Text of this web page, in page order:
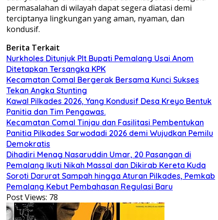
permasalahan di wilayah dapat segera diatasi demi
terciptanya lingkungan yang aman, nyaman, dan
kondusif.
Berita Terkait
Nurkholes Ditunjuk Plt Bupati Pemalang Usai Anom
Ditetapkan Tersangka KPK
Kecamatan Comal Bergerak Bersama Kunci Sukses
Tekan Angka Stunting
Kawal Pilkades 2026, Yang Kondusif Desa Kreyo Bentuk
Panitia dan Tim Pengawas.
Kecamatan Comal Tinjau dan Fasilitasi Pembentukan
Panitia Pilkades Sarwodadi 2026 demi Wujudkan Pemilu
Demokratis
Dihadiri Menag Nasaruddin Umar, 20 Pasangan di
Pemalang Ikuti Nikah Massal dan Dikirab Kereta Kuda
Soroti Darurat Sampah hingga Aturan Pilkades, Pemkab
Pemalang Kebut Pembahasan Regulasi Baru
Post Views: 78